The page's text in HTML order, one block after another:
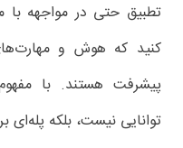
تطبیق حتی در مواجهه با
کنید که هوش و
پیشرفت هستند. با
توانایی نیست، بلکه پله‌ای